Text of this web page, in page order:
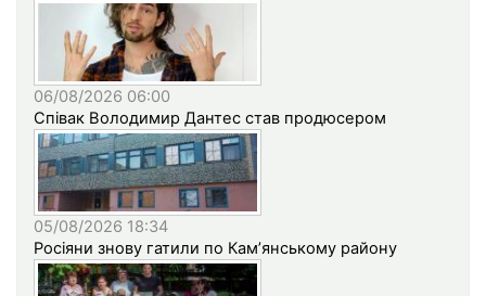
06/08/2026 06:00
Співак Володимир Дантес став продюсером
05/08/2026 18:34
Росіяни знову гатили по Кам’янському району